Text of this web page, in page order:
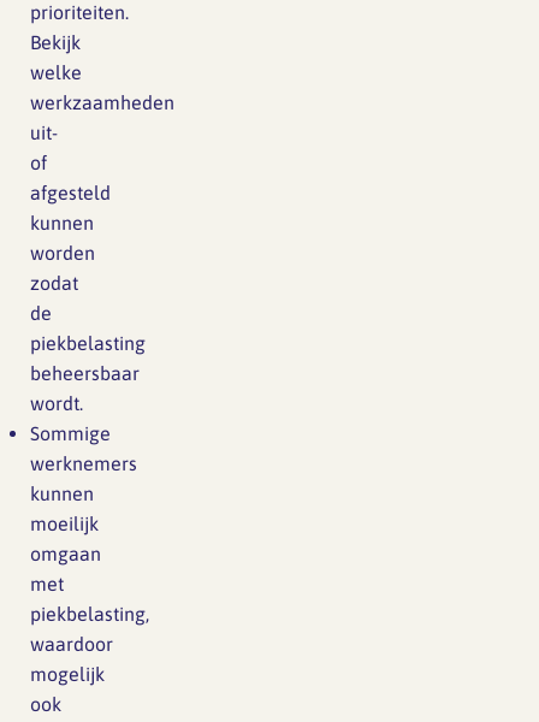
prioriteiten.
Bekijk
welke
werkzaamheden
uit-
of
afgesteld
kunnen
worden
zodat
de
piekbelasting
beheersbaar
wordt.
Sommige
werknemers
kunnen
moeilijk
omgaan
met
piekbelasting,
waardoor
mogelijk
ook